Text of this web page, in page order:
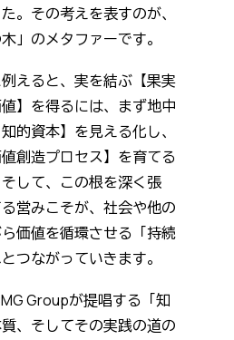
。その考えを表すのが、
」のメタファーです。
えると、実を結ぶ【果実
】を得るには、まず地中
的資本】を見える化し、
創造プロセス】を育てる
して、この根を深く張
営みこそが、社会や他の
価値を循環させる「持続
つながっていきます。
Groupが提唱する「知
、そしてその実践の道の